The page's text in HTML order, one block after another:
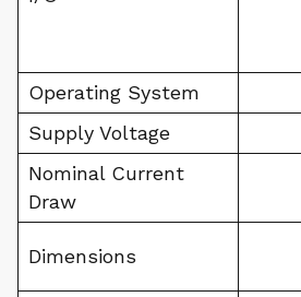
Operating System
Supply Voltage
Nominal Current
Draw
Dimensions